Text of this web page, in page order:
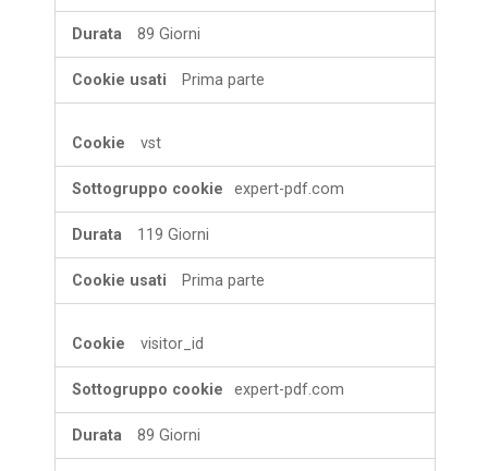
89 Giorni
Prima parte
vst
expert-pdf.com
119 Giorni
Prima parte
visitor_id
expert-pdf.com
89 Giorni